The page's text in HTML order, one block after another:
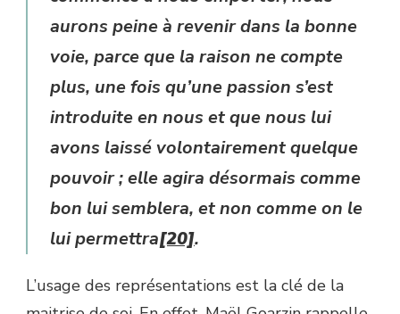
aurons peine à revenir dans la bonne
voie, parce que la raison ne compte
plus, une fois qu’une passion s’est
introduite en nous et que nous lui
avons laissé volontairement quelque
pouvoir ; elle agira désormais comme
bon lui semblera, et non comme on le
lui permettra[20].
L’usage des représentations est la clé de la